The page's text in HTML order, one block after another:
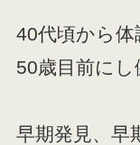
40代頃から体
50歳目前にし
早期発見、早